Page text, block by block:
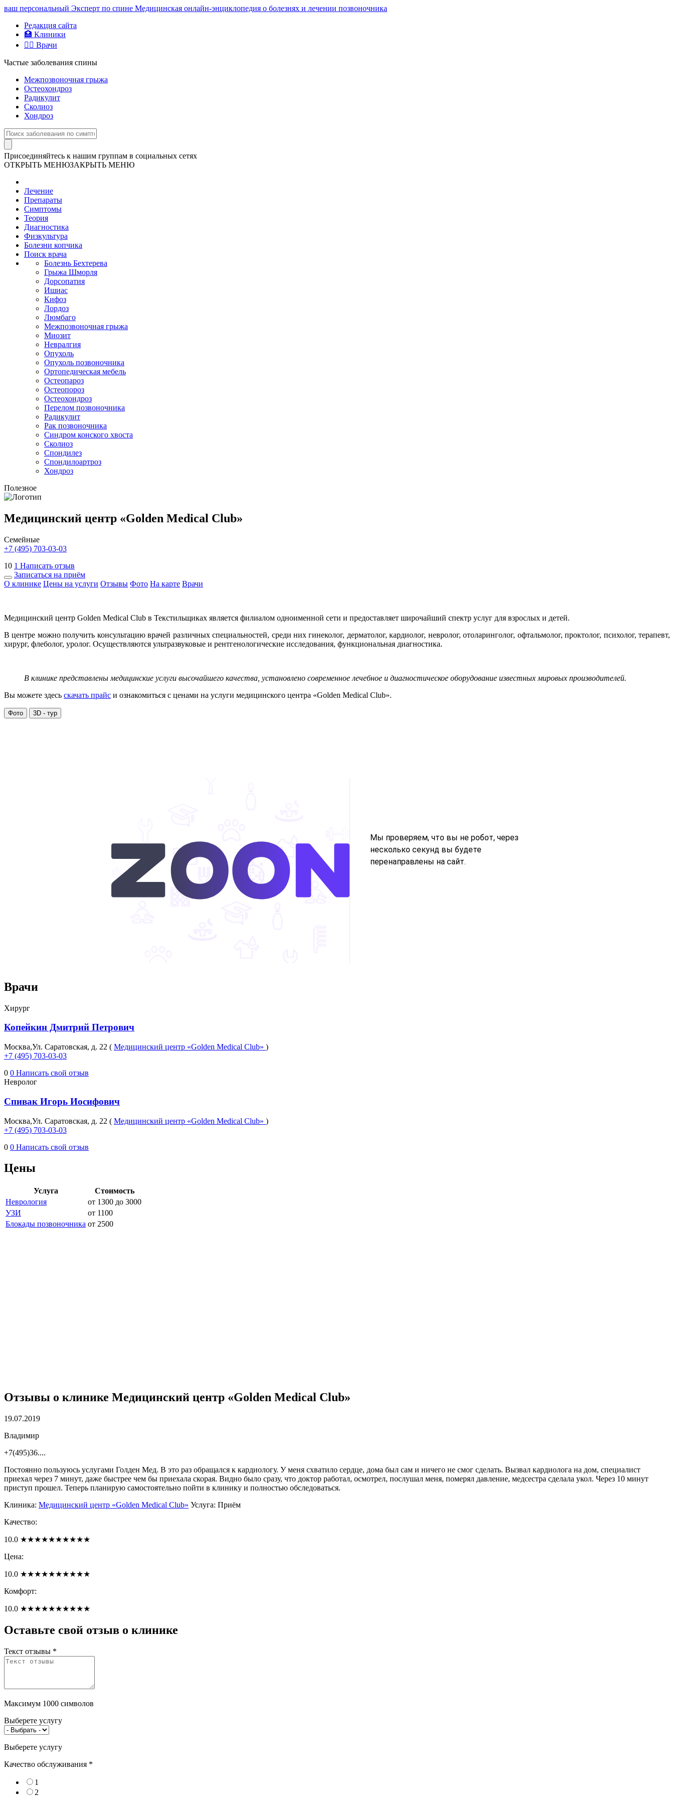
ваш персональный Эксперт по спине Медицинская онлайн-энциклопедия о болезнях и лечении позвоночника
Редакция сайта
🏥 Клиники
👨‍⚕️ Врачи
Частые заболевания спины
Межпозвоночная грыжа
Остеохондроз
Радикулит
Сколиоз
Хондроз
Присоединяйтесь к нашим группам в социальных сетях
ОТКРЫТЬ МЕНЮЗАКРЫТЬ МЕНЮ
Лечение
Препараты
Симптомы
Теория
Диагностика
Физкультура
Болезни копчика
Поиск врача
Болезнь Бехтерева
Грыжа Шморля
Дорсопатия
Ишиас
Кифоз
Лордоз
Люмбаго
Межпозвоночная грыжа
Миозит
Невралгия
Опухоль
Опухоль позвоночника
Ортопедическая мебель
Остеопароз
Остеопороз
Остеохондроз
Перелом позвоночника
Радикулит
Рак позвоночника
Синдром конского хвоста
Сколиоз
Спондилез
Спондилоартроз
Хондроз
Полезное
Медицинский центр «Golden Medical Club»
Семейные
+7 (495) 703-03-03
10 1 Написать отзыв
Записаться на приём
О клинике Цены на услуги Отзывы Фото На карте Врачи
Медицинский центр Golden Medical Club в Текстильщиках является филиалом одноименной сети и предоставляет широчайший спектр услуг для взрослых и детей.
В центре можно получить консультацию врачей различных специальностей, среди них гинеколог, дерматолог, кардиолог, невролог, отоларинголог, офтальмолог, проктолог, психолог, терапевт,
хирург, флеболог, уролог. Осуществляются ультразвуковые и рентгенологические исследования, функциональная диагностика.
В клинике представлены медицинские услуги высочайшего качества, установлено современное лечебное и диагностическое оборудование известных мировых производителей.
Вы можете здесь скачать прайс и ознакомиться с ценами на услуги медицинского центра «Golden Medical Club».
Фото 3D - тур
Врачи
Хирург
Копейкин Дмитрий Петрович
Москва,Ул. Саратовская, д. 22 ( Медицинский центр «Golden Medical Club» )
+7 (495) 703-03-03
0 0 Написать свой отзыв
Невролог
Спивак Игорь Иосифович
Москва,Ул. Саратовская, д. 22 ( Медицинский центр «Golden Medical Club» )
+7 (495) 703-03-03
0 0 Написать свой отзыв
Цены
Услуга
Стоимость
Неврология
от 1300 до 3000
УЗИ
от 1100
Блокады позвоночника от 2500
Отзывы о клинике Медицинский центр «Golden Medical Club»
19.07.2019
Владимир
+7(495)36....
Постоянно пользуюсь услугами Голден Мед. В это раз обращался к кардиологу. У меня схватило сердце, дома был сам и ничего не смог сделать. Вызвал кардиолога на дом, специалист
приехал через 7 минут, даже быстрее чем бы приехала скорая. Видно было сразу, что доктор работал, осмотрел, послушал меня, померял давление, медсестра сделала укол. Через 10 минут
приступ прошел. Теперь планирую самостоятельно пойти в клинику и полностью обследоваться.
Клиника: Медицинский центр «Golden Medical Club» Услуга: Приём
Качество:
10.0 ★★★★★★★★★★
Цена:
10.0 ★★★★★★★★★★
Комфорт:
10.0 ★★★★★★★★★★
Оставьте свой отзыв о клинике
Текст отзывы *
Максимум 1000 символов
Выберете услугу
Выберете услугу
Качество обслуживания *
1
2